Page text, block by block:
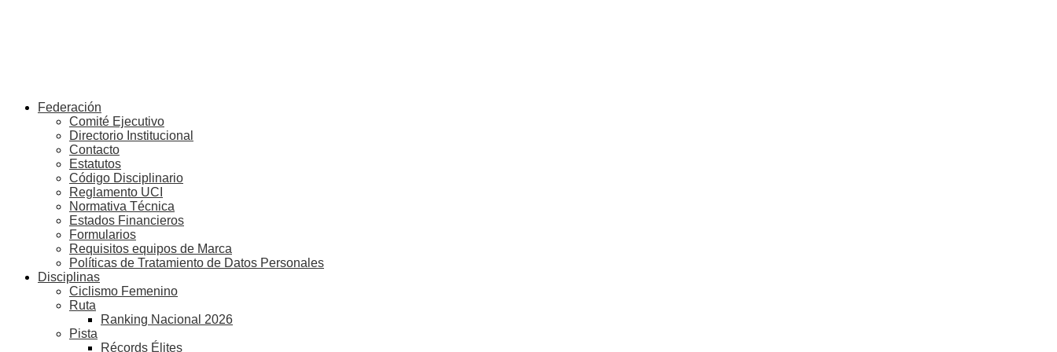
Federación
Comité Ejecutivo
Directorio Institucional
Contacto
Estatutos
Código Disciplinario
Reglamento UCI
Normativa Técnica
Estados Financieros
Formularios
Requisitos equipos de Marca
Políticas de Tratamiento de Datos Personales
Disciplinas
Ciclismo Femenino
Ruta
Ranking Nacional 2026
Pista
Récords Élites